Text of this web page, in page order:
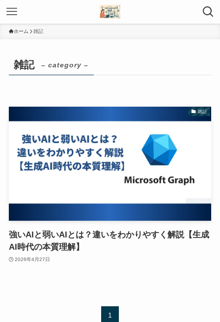
ホーム 雑記
雑記 – category –
雑記
強いAIと弱いAIとは？違いをわかりやすく解説【生成
AI時代の本質理解】
2026年4月27日
1